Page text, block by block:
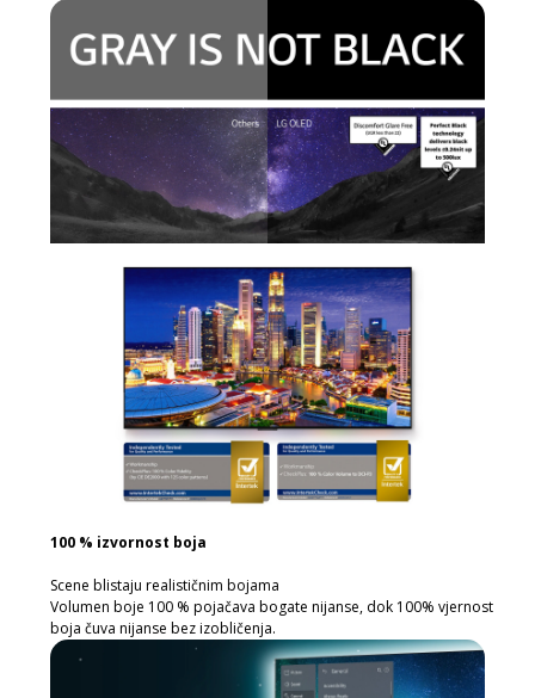
100 % izvornost boja
Scene blistaju realističnim bojama
Volumen boje 100 % pojačava bogate nijanse, dok 100% vjernost
boja čuva nijanse bez izobličenja.